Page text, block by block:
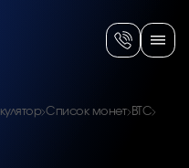
Список монет BTC